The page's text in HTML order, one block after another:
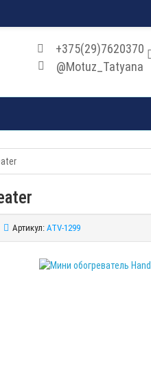
+375(29)7620370
@Motuz_Tatyana
Артикул: ATV-1299